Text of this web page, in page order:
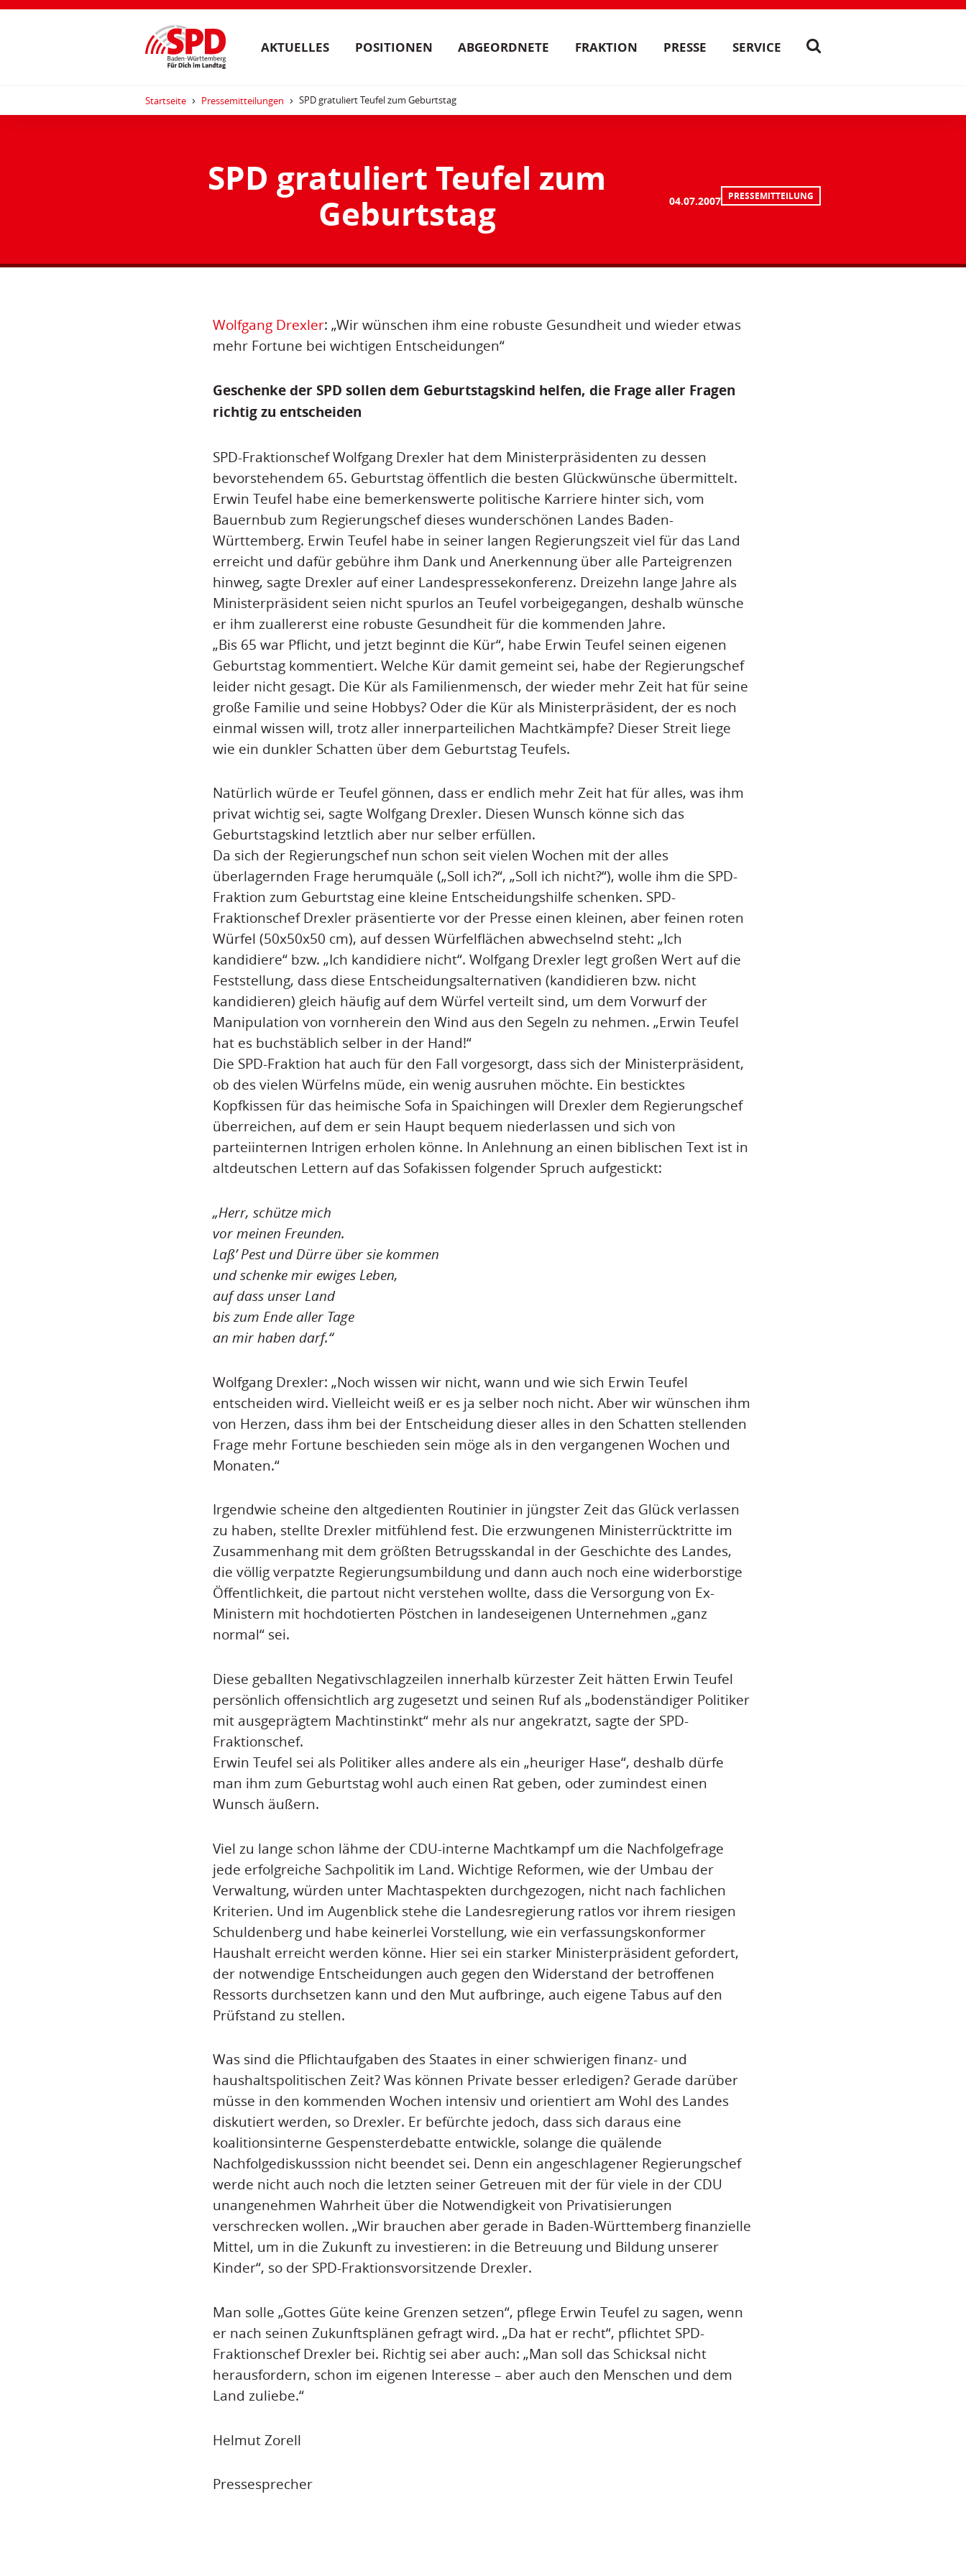
AKTUELLES POSITIONEN ABGEORDNETE FRAKTION PRESSE SERVICE
Startseite Pressemitteilungen SPD gratuliert Teufel zum Geburtstag
SPD gratuliert Teufel zum
Geburtstag
04.07.2007 PRESSEMITTEILUNG
Wolfgang Drexler: „Wir wünschen ihm eine robuste Gesundheit und wieder etwas
mehr Fortune bei wichtigen Entscheidungen“
Geschenke der SPD sollen dem Geburtstagskind helfen, die Frage aller Fragen
richtig zu entscheiden
SPD-Fraktionschef Wolfgang Drexler hat dem Ministerpräsidenten zu dessen
bevorstehendem 65. Geburtstag öffentlich die besten Glückwünsche übermittelt.
Erwin Teufel habe eine bemerkenswerte politische Karriere hinter sich, vom
Bauernbub zum Regierungschef dieses wunderschönen Landes Baden-
Württemberg. Erwin Teufel habe in seiner langen Regierungszeit viel für das Land
erreicht und dafür gebühre ihm Dank und Anerkennung über alle Parteigrenzen
hinweg, sagte Drexler auf einer Landespressekonferenz. Dreizehn lange Jahre als
Ministerpräsident seien nicht spurlos an Teufel vorbeigegangen, deshalb wünsche
er ihm zuallererst eine robuste Gesundheit für die kommenden Jahre.
„Bis 65 war Pflicht, und jetzt beginnt die Kür“, habe Erwin Teufel seinen eigenen
Geburtstag kommentiert. Welche Kür damit gemeint sei, habe der Regierungschef
leider nicht gesagt. Die Kür als Familienmensch, der wieder mehr Zeit hat für seine
große Familie und seine Hobbys? Oder die Kür als Ministerpräsident, der es noch
einmal wissen will, trotz aller innerparteilichen Machtkämpfe? Dieser Streit liege
wie ein dunkler Schatten über dem Geburtstag Teufels.
Natürlich würde er Teufel gönnen, dass er endlich mehr Zeit hat für alles, was ihm
privat wichtig sei, sagte Wolfgang Drexler. Diesen Wunsch könne sich das
Geburtstagskind letztlich aber nur selber erfüllen.
Da sich der Regierungschef nun schon seit vielen Wochen mit der alles
überlagernden Frage herumquäle („Soll ich?“, „Soll ich nicht?“), wolle ihm die SPD-
Fraktion zum Geburtstag eine kleine Entscheidungshilfe schenken. SPD-
Fraktionschef Drexler präsentierte vor der Presse einen kleinen, aber feinen roten
Würfel (50x50x50 cm), auf dessen Würfelflächen abwechselnd steht: „Ich
kandidiere“ bzw. „Ich kandidiere nicht“. Wolfgang Drexler legt großen Wert auf die
Feststellung, dass diese Entscheidungsalternativen (kandidieren bzw. nicht
kandidieren) gleich häufig auf dem Würfel verteilt sind, um dem Vorwurf der
Manipulation von vornherein den Wind aus den Segeln zu nehmen. „Erwin Teufel
hat es buchstäblich selber in der Hand!“
Die SPD-Fraktion hat auch für den Fall vorgesorgt, dass sich der Ministerpräsident,
ob des vielen Würfelns müde, ein wenig ausruhen möchte. Ein besticktes
Kopfkissen für das heimische Sofa in Spaichingen will Drexler dem Regierungschef
überreichen, auf dem er sein Haupt bequem niederlassen und sich von
parteiinternen Intrigen erholen könne. In Anlehnung an einen biblischen Text ist in
altdeutschen Lettern auf das Sofakissen folgender Spruch aufgestickt:
„Herr, schütze mich
vor meinen Freunden.
Laß’ Pest und Dürre über sie kommen
und schenke mir ewiges Leben,
auf dass unser Land
bis zum Ende aller Tage
an mir haben darf.“
Wolfgang Drexler: „Noch wissen wir nicht, wann und wie sich Erwin Teufel
entscheiden wird. Vielleicht weiß er es ja selber noch nicht. Aber wir wünschen ihm
von Herzen, dass ihm bei der Entscheidung dieser alles in den Schatten stellenden
Frage mehr Fortune beschieden sein möge als in den vergangenen Wochen und
Monaten.“
Irgendwie scheine den altgedienten Routinier in jüngster Zeit das Glück verlassen
zu haben, stellte Drexler mitfühlend fest. Die erzwungenen Ministerrücktritte im
Zusammenhang mit dem größten Betrugsskandal in der Geschichte des Landes,
die völlig verpatzte Regierungsumbildung und dann auch noch eine widerborstige
Öffentlichkeit, die partout nicht verstehen wollte, dass die Versorgung von Ex-
Ministern mit hochdotierten Pöstchen in landeseigenen Unternehmen „ganz
normal“ sei.
Diese geballten Negativschlagzeilen innerhalb kürzester Zeit hätten Erwin Teufel
persönlich offensichtlich arg zugesetzt und seinen Ruf als „bodenständiger Politiker
mit ausgeprägtem Machtinstinkt“ mehr als nur angekratzt, sagte der SPD-
Fraktionschef.
Erwin Teufel sei als Politiker alles andere als ein „heuriger Hase“, deshalb dürfe
man ihm zum Geburtstag wohl auch einen Rat geben, oder zumindest einen
Wunsch äußern.
Viel zu lange schon lähme der CDU-interne Machtkampf um die Nachfolgefrage
jede erfolgreiche Sachpolitik im Land. Wichtige Reformen, wie der Umbau der
Verwaltung, würden unter Machtaspekten durchgezogen, nicht nach fachlichen
Kriterien. Und im Augenblick stehe die Landesregierung ratlos vor ihrem riesigen
Schuldenberg und habe keinerlei Vorstellung, wie ein verfassungskonformer
Haushalt erreicht werden könne. Hier sei ein starker Ministerpräsident gefordert,
der notwendige Entscheidungen auch gegen den Widerstand der betroffenen
Ressorts durchsetzen kann und den Mut aufbringe, auch eigene Tabus auf den
Prüfstand zu stellen.
Was sind die Pflichtaufgaben des Staates in einer schwierigen finanz- und
haushaltspolitischen Zeit? Was können Private besser erledigen? Gerade darüber
müsse in den kommenden Wochen intensiv und orientiert am Wohl des Landes
diskutiert werden, so Drexler. Er befürchte jedoch, dass sich daraus eine
koalitionsinterne Gespensterdebatte entwickle, solange die quälende
Nachfolgediskusssion nicht beendet sei. Denn ein angeschlagener Regierungschef
werde nicht auch noch die letzten seiner Getreuen mit der für viele in der CDU
unangenehmen Wahrheit über die Notwendigkeit von Privatisierungen
verschrecken wollen. „Wir brauchen aber gerade in Baden-Württemberg finanzielle
Mittel, um in die Zukunft zu investieren: in die Betreuung und Bildung unserer
Kinder“, so der SPD-Fraktionsvorsitzende Drexler.
Man solle „Gottes Güte keine Grenzen setzen“, pflege Erwin Teufel zu sagen, wenn
er nach seinen Zukunftsplänen gefragt wird. „Da hat er recht“, pflichtet SPD-
Fraktionschef Drexler bei. Richtig sei aber auch: „Man soll das Schicksal nicht
herausfordern, schon im eigenen Interesse – aber auch den Menschen und dem
Land zuliebe.“
Helmut Zorell
Pressesprecher